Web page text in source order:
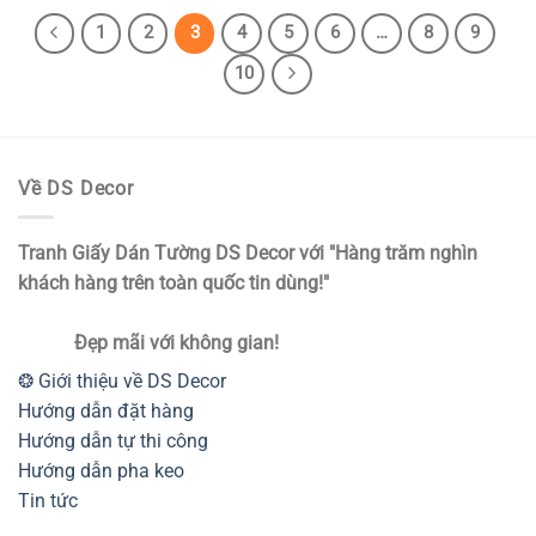
80.000₫.
1 2 3 4 5 6 … 8
9
10
Về DS Decor
Tranh Giấy Dán Tường DS Decor với "Hàng trăm nghìn
khách hàng trên toàn quốc tin dùng!"
Đẹp mãi với không gian!
❂ Giới thiệu về DS Decor
Hướng dẫn đặt hàng
Hướng dẫn tự thi công
Hướng dẫn pha keo
Tin tức